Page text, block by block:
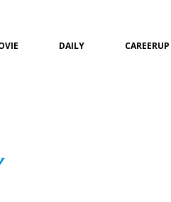
DAILY CAREERUP